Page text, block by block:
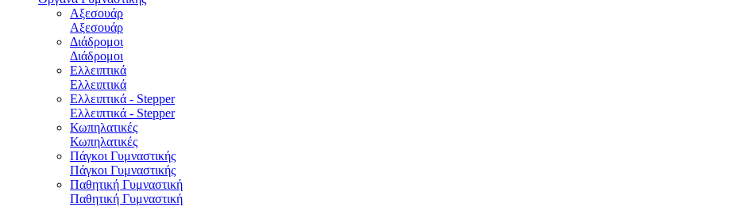
Αξεσουάρ
Αξεσουάρ
Διάδρομοι
Διάδρομοι
Ελλειπτικά
Ελλειπτικά
Ελλειπτικά - Stepper
Ελλειπτικά - Stepper
Κωπηλατικές
Κωπηλατικές
Πάγκοι Γυμναστικής
Πάγκοι Γυμναστικής
Παθητική Γυμναστική
Παθητική Γυμναστική